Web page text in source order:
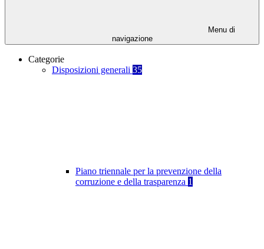
Menu di
navigazione
Categorie
Disposizioni generali 35
Piano triennale per la prevenzione della
corruzione e della trasparenza 1